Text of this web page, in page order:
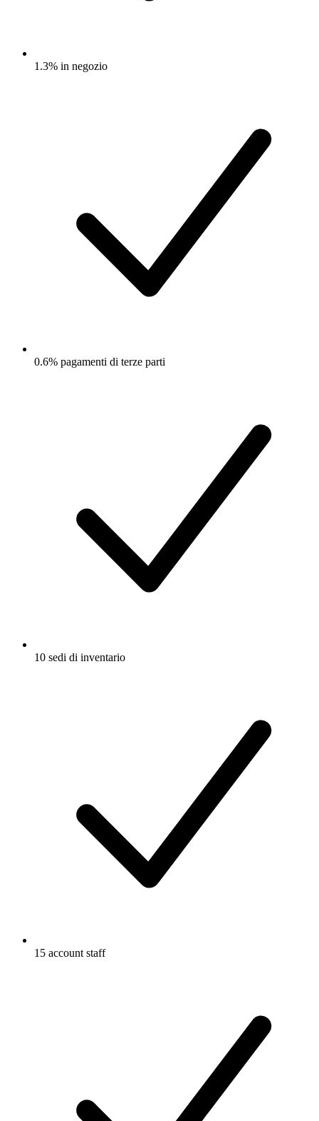
1.3% in negozio
0.6% pagamenti di terze parti
10 sedi di inventario
15 account staff